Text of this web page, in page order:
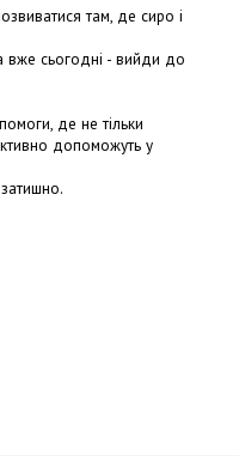
там, де сиро і
вже сьогодні - вийди до
де не тільки
допоможуть у